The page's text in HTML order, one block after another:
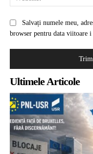
Salvați numele meu,
browser pentru data viitoare i
Ultimele Articole